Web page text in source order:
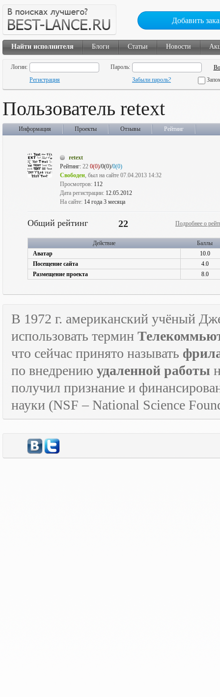
Добавить
Найти исполнителя Блоги Статьи Новости
Логин:
Пароль:
Регистрация
Забыли пароль?
Пользователь retext
Информация Проекты Отзывы Рейтинг
retext
Рейтинг: 22 0(0)/0(0)/0(0)
Свободен, был на сайте 07.04.2013 14:32
Просмотров: 112
Дата регистрации: 12.05.2012
На сайте: 14 года 3 месяца
Общий рейтинг 22 Подробнее о
Действие
Баллы
Аватар
10.0
Посещение сайта
4.0
Размещение проекта
8.0
В 1972 г. американский учёный
использовать термин
что сейчас принято называть
по внедрению удаленной работы
получил признание и
науки (NSF – National Science